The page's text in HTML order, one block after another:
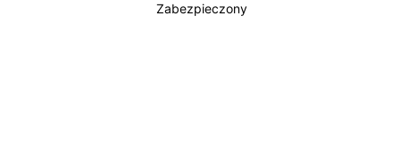
Zabezpieczony